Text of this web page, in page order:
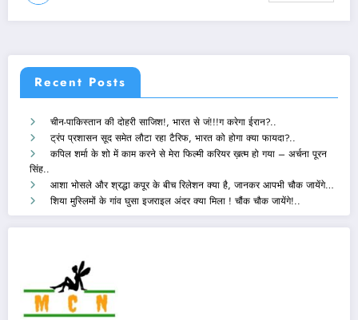
Recent Posts
चीन-पाकिस्तान की दोहरी साजिश!, भारत से जं!!!ग करेगा ईरान?..
ट्रंप प्रशासन सूद समेत लौटा रहा टैरिफ, भारत को होगा क्या फायदा?..
कपिल शर्मा के शो में काम करने से मेरा फिल्मी करियर ख़त्म हो गया – अर्चना पूरन
सिंह..
आशा भोसले और श्रद्धा कपूर के बीच रिलेशन क्या है, जानकर आपभी चौक जायेंगे…
शिया मुस्लिमों के गांव घुसा इजराइल अंदर क्या मिला ! चौंक चौक जायेंगे!..